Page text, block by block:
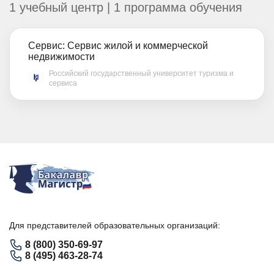
1 учебный центр | 1 программа обучения
Сервис: Сервис жилой и коммерческой
недвижимости
Российский государственный университет туризма и
сервиса
Для представителей образовательных организаций:
8 (800) 350-69-97
8 (495) 463-28-74